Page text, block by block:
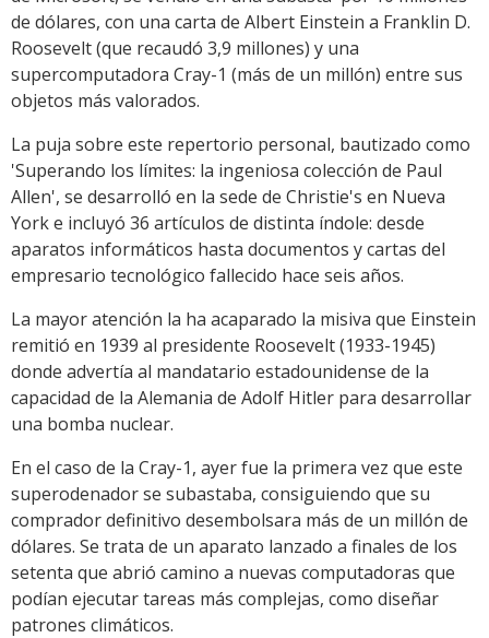
de dólares, con una carta de Albert Einstein a Franklin D.
Roosevelt (que recaudó 3,9 millones) y una
supercomputadora Cray-1 (más de un millón) entre sus
objetos más valorados.
La puja sobre este repertorio personal, bautizado como
'Superando los límites: la ingeniosa colección de Paul
Allen', se desarrolló en la sede de Christie's en Nueva
York e incluyó 36 artículos de distinta índole: desde
aparatos informáticos hasta documentos y cartas del
empresario tecnológico fallecido hace seis años.
La mayor atención la ha acaparado la misiva que Einstein
remitió en 1939 al presidente Roosevelt (1933-1945)
donde advertía al mandatario estadounidense de la
capacidad de la Alemania de Adolf Hitler para desarrollar
una bomba nuclear.
En el caso de la Cray-1, ayer fue la primera vez que este
superodenador se subastaba, consiguiendo que su
comprador definitivo desembolsara más de un millón de
dólares. Se trata de un aparato lanzado a finales de los
setenta que abrió camino a nuevas computadoras que
podían ejecutar tareas más complejas, como diseñar
patrones climáticos.